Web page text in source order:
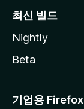
최신 빌드
Nightly
Beta
기업용 Firefox